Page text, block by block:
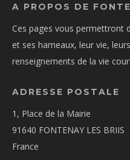
A PROPOS DE
Ces pages vous permettront
et ses hameaux, leur vie,
renseignements de la vie
ADRESSE POSTALE
1, Place de la Mairie
91640 FONTENAY LES BRIIS
France